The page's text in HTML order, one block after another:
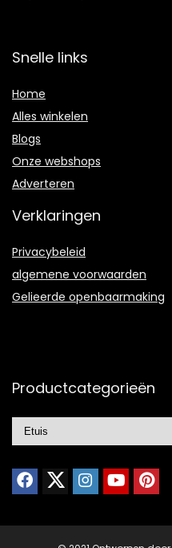
Snelle links
Home
Alles winkelen
Blogs
Onze webshops
Adverteren
Verklaringen
Privacybeleid
algemene voorwaarden
Gelieerde openbaarmaking
Productcategorieën